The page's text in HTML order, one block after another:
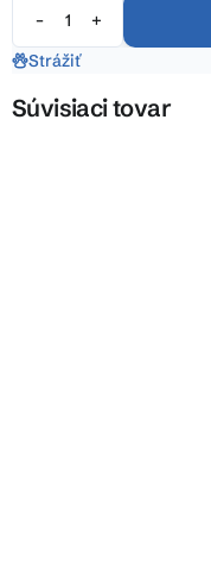
Strážiť
Súvisiaci tovar